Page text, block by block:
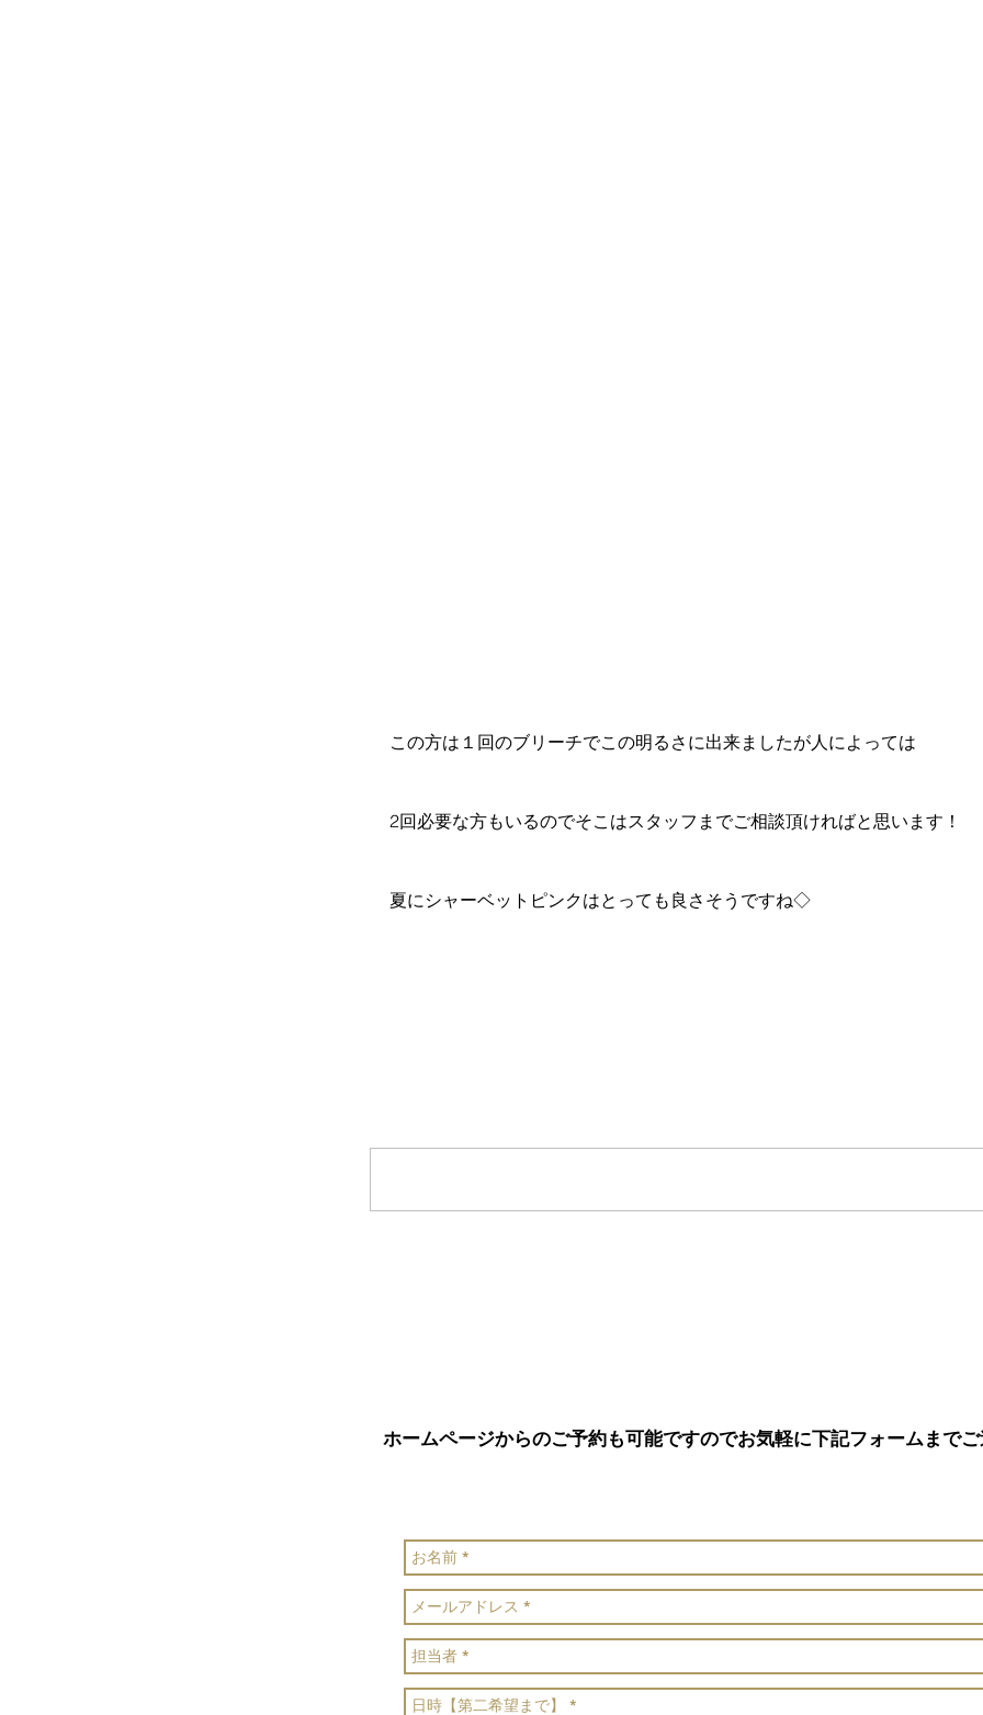
この方は１回のブリーチでこの明るさに出来ましたが人によっては
2回必要な方もいるのでそこはスタッフまでご相談頂ければと思います！
夏にシャーベットピンクはとっても良さそうですね◇
ホームページからのご予約も可能ですのでお気軽に下記フォームまで